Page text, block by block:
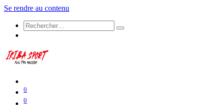
Se rendre au contenu
0
0